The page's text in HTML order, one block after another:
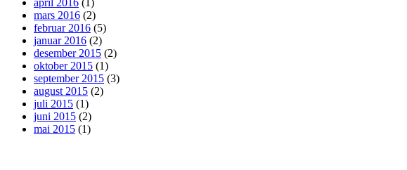
april 2016 (1)
mars 2016 (2)
februar 2016 (5)
januar 2016 (2)
desember 2015 (2)
oktober 2015 (1)
september 2015 (3)
august 2015 (2)
juli 2015 (1)
juni 2015 (2)
mai 2015 (1)